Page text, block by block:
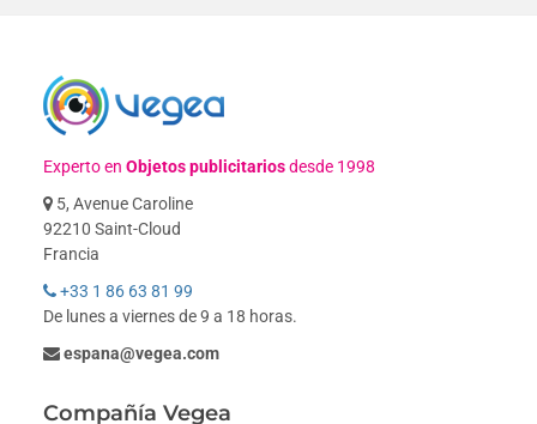
Experto enObjetos publicitariosdesde 1998
5, Avenue Caroline
92210 Saint-Cloud
Francia
+33 1 86 63 81 99
De lunes a viernes de 9 a 18 horas.
espana@vegea.com
Compañía Vegea